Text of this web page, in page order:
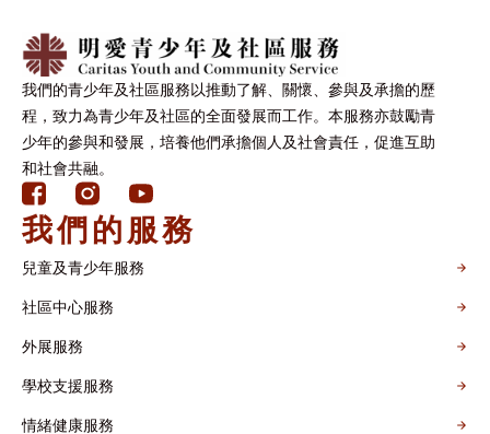
我們的青少年及社區服務以推動了解、關懷、參與及承擔的歷
程，致力為青少年及社區的全面發展而工作。本服務亦鼓勵青
少年的參與和發展，培養他們承擔個人及社會責任，促進互助
和社會共融。
我們的服務
兒童及青少年服務
社區中心服務
外展服務
學校支援服務
情緒健康服務